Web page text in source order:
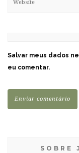
Salvar meus dados
eu comentar.
SOBRE